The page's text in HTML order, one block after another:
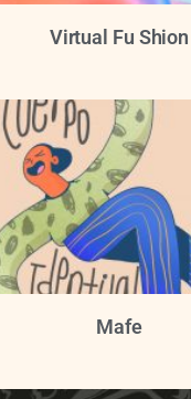
Virtual Fu Shion
Mafe